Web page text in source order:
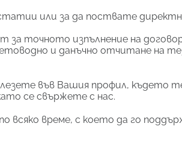
или за да поствате
точното изпълнение на
и данъчно отчитане на
във Вашия профил, където
се свържете с нас.
всяко време, с което да го